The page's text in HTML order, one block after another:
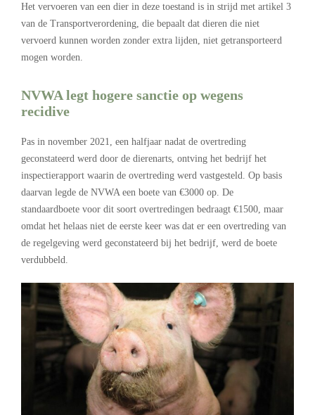
Het vervoeren van een dier in deze toestand is in strijd met artikel 3
van de Transportverordening, die bepaalt dat dieren die niet
vervoerd kunnen worden zonder extra lijden, niet getransporteerd
mogen worden.
NVWA legt hogere sanctie op wegens
recidive
Pas in november 2021, een halfjaar nadat de overtreding
geconstateerd werd door de dierenarts, ontving het bedrijf het
inspectierapport waarin de overtreding werd vastgesteld. Op basis
daarvan legde de NVWA een boete van €3000 op. De
standaardboete voor dit soort overtredingen bedraagt €1500, maar
omdat het helaas niet de eerste keer was dat er een overtreding van
de regelgeving werd geconstateerd bij het bedrijf, werd de boete
verdubbeld.